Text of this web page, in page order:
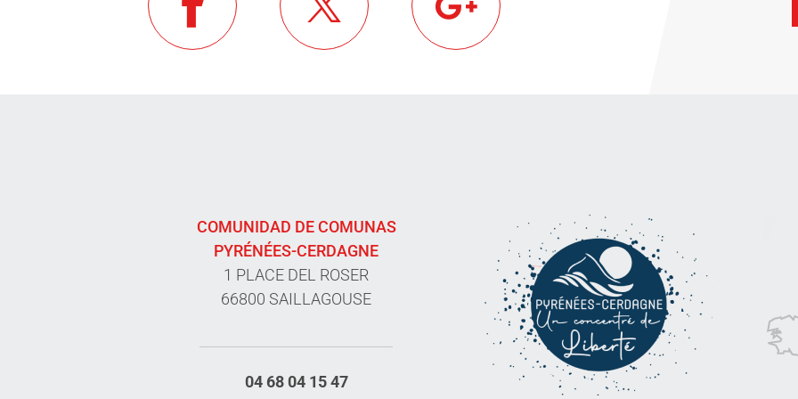
COMUNIDAD DE COMUNAS
PYRÉNÉES-CERDAGNE
1 PLACE DEL ROSER
66800 SAILLAGOUSE
04 68 04 15 47